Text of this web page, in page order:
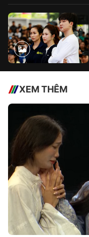
XEM THÊM